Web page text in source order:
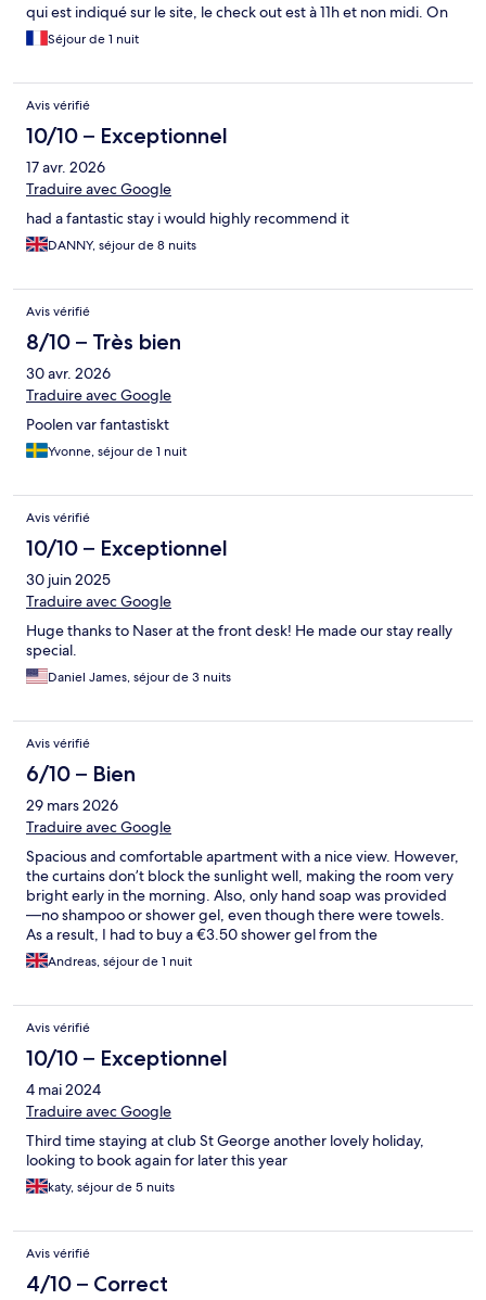
qui est indiqué sur le site, le check out est à 11h et non midi. On
sent que l'établissement a eu son heure de gloire.
Séjour de 1 nuit
Avis vérifié
10/10 – Exceptionnel
17 avr. 2026
Traduire avec Google
had a fantastic stay i would highly recommend it
DANNY, séjour de 8 nuits
Avis vérifié
8/10 – Très bien
30 avr. 2026
Traduire avec Google
Poolen var fantastiskt
Yvonne, séjour de 1 nuit
Avis vérifié
10/10 – Exceptionnel
30 juin 2025
Traduire avec Google
Huge thanks to Naser at the front desk! He made our stay really
special.
Daniel James, séjour de 3 nuits
Avis vérifié
6/10 – Bien
29 mars 2026
Traduire avec Google
Spacious and comfortable apartment with a nice view. However,
the curtains don’t block the sunlight well, making the room very
bright early in the morning. Also, only hand soap was provided
—no shampoo or shower gel, even though there were towels.
As a result, I had to buy a €3.50 shower gel from the
supermarket inside the reception, which was inconvenient.
Additionally, some of the lights were broken.
Andreas, séjour de 1 nuit
Avis vérifié
10/10 – Exceptionnel
4 mai 2024
Traduire avec Google
Third time staying at club St George another lovely holiday,
looking to book again for later this year
katy, séjour de 5 nuits
Avis vérifié
4/10 – Correct